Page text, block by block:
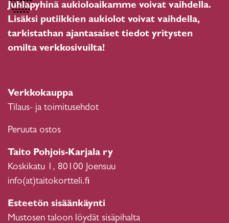
Juhlapyhinä aukioloaikamme voivat vaihdella.
Lisäksi putiikkien aukiolot voivat vaihdella,
tarkistathan ajantasaiset tiedot yritysten
omilta verkkosivuilta!
Verkkokauppa
Tilaus- ja toimitusehdot
Peruuta ostos
Taito Pohjois-Karjala ry
Koskikatu 1, 80100 Joensuu
info(at)taitokortteli.fi
Esteetön sisäänkäynti
Mustosen taloon löydät sisäpihalta